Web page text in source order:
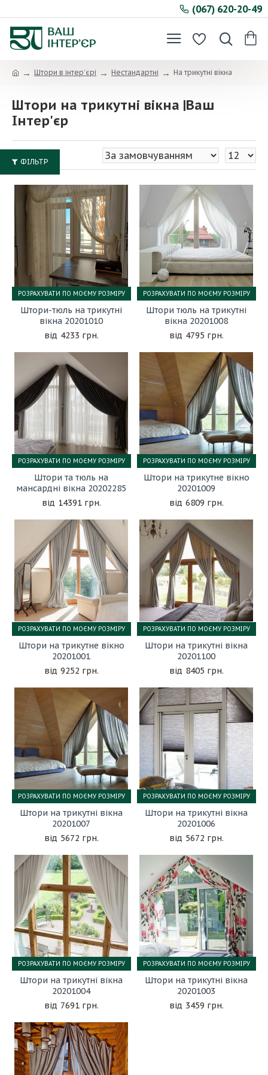
(067) 620-20-49
Штори в інтер’єрі Нестандартні На трикутні вікна
Штори на трикутні вікна |Ваш
Інтер'єр
Штори-тюль на трикутні
вікна 20201010
4233 грн.
РОЗРАХУВАТИ ПО МОЄМУ РОЗМІРУ
Штори тюль на трикутні
вікна 20201008
4795 грн.
РОЗРАХУВАТИ ПО МОЄМУ РОЗМІРУ
Штори та тюль на
мансардні вікна 20202285
14391 грн.
РОЗРАХУВАТИ ПО МОЄМУ РОЗМІРУ
Штори на трикутне вікно
20201009
6809 грн.
РОЗРАХУВАТИ ПО МОЄМУ РОЗМІРУ
Штори на трикутне вікно
20201001
9252 грн.
РОЗРАХУВАТИ ПО МОЄМУ РОЗМІРУ
Штори на трикутні вікна
20201100
8405 грн.
РОЗРАХУВАТИ ПО МОЄМУ РОЗМІРУ
Штори на трикутні вікна
20201007
5672 грн.
РОЗРАХУВАТИ ПО МОЄМУ РОЗМІРУ
Штори на трикутні вікна
20201006
5672 грн.
РОЗРАХУВАТИ ПО МОЄМУ РОЗМІРУ
Штори на трикутні вікна
20201004
7691 грн.
РОЗРАХУВАТИ ПО МОЄМУ РОЗМІРУ
Штори на трикутні вікна
20201003
3459 грн.
РОЗРАХУВАТИ ПО МОЄМУ РОЗМІРУ
ФІЛЬТР